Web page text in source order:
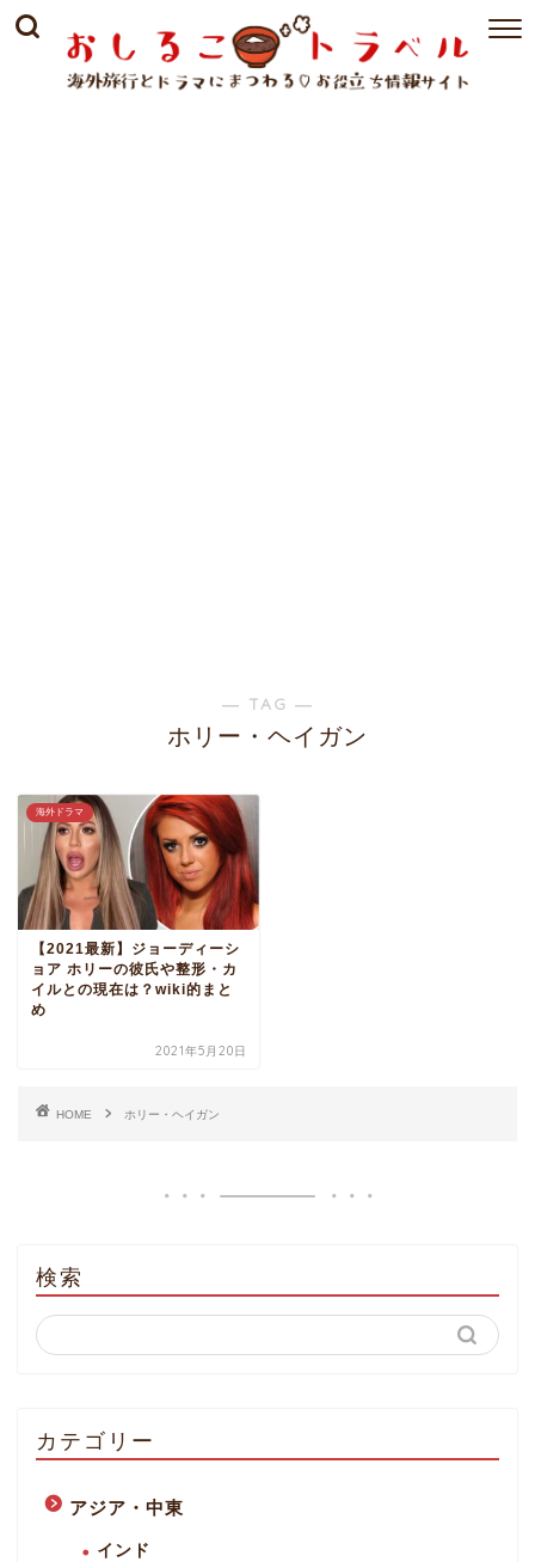
― TAG ―
ホリー・ヘイガン
海外ドラマ
【2021最新】ジョーディーシ
ョア ホリーの彼氏や整形・カ
イルとの現在は？wiki的まと
め
2021年5月20日
HOME ホリー・ヘイガン
検索
カテゴリー
アジア・中東
インド